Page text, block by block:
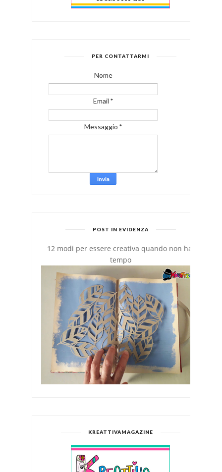
PER CONTATTARMI
Nome
Email *
Messaggio *
POST IN EVIDENZA
12 modi per essere creativa quando non hai
tempo
KREATTIVAMAGAZINE